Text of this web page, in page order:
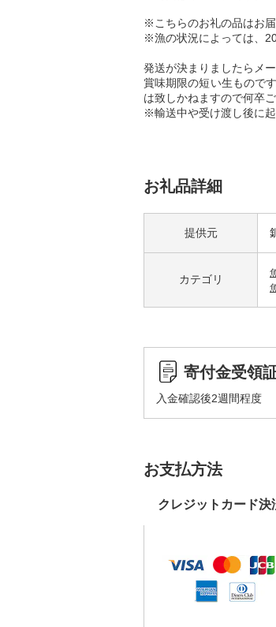
※こちらのお礼の品はお
※漁の状況によっては、
発送が決まりましたらメ
賞味期限の短い生もので
は致しかねますので何卒
※輸送中や受け渡し後に
お礼品詳細
提供元
カテゴリ
寄付金受領
入金確認後2週間程度
お支払方法
クレジットカード決